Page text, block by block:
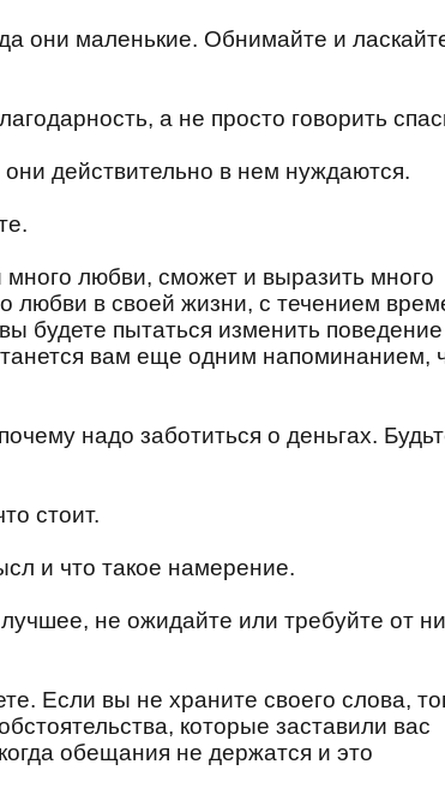
они маленькие. Обнимайте и
а не просто говорить
действительно в нем нуждаются.
любви, сможет и выразить много
любви в своей жизни, с течением
будете пытаться изменить поведение
вам еще одним напоминанием,
надо заботиться о деньгах.
стоит.
и что такое намерение.
не ожидайте или требуйте от
Если вы не храните своего слова,
которые заставили вас
обещания не держатся и это